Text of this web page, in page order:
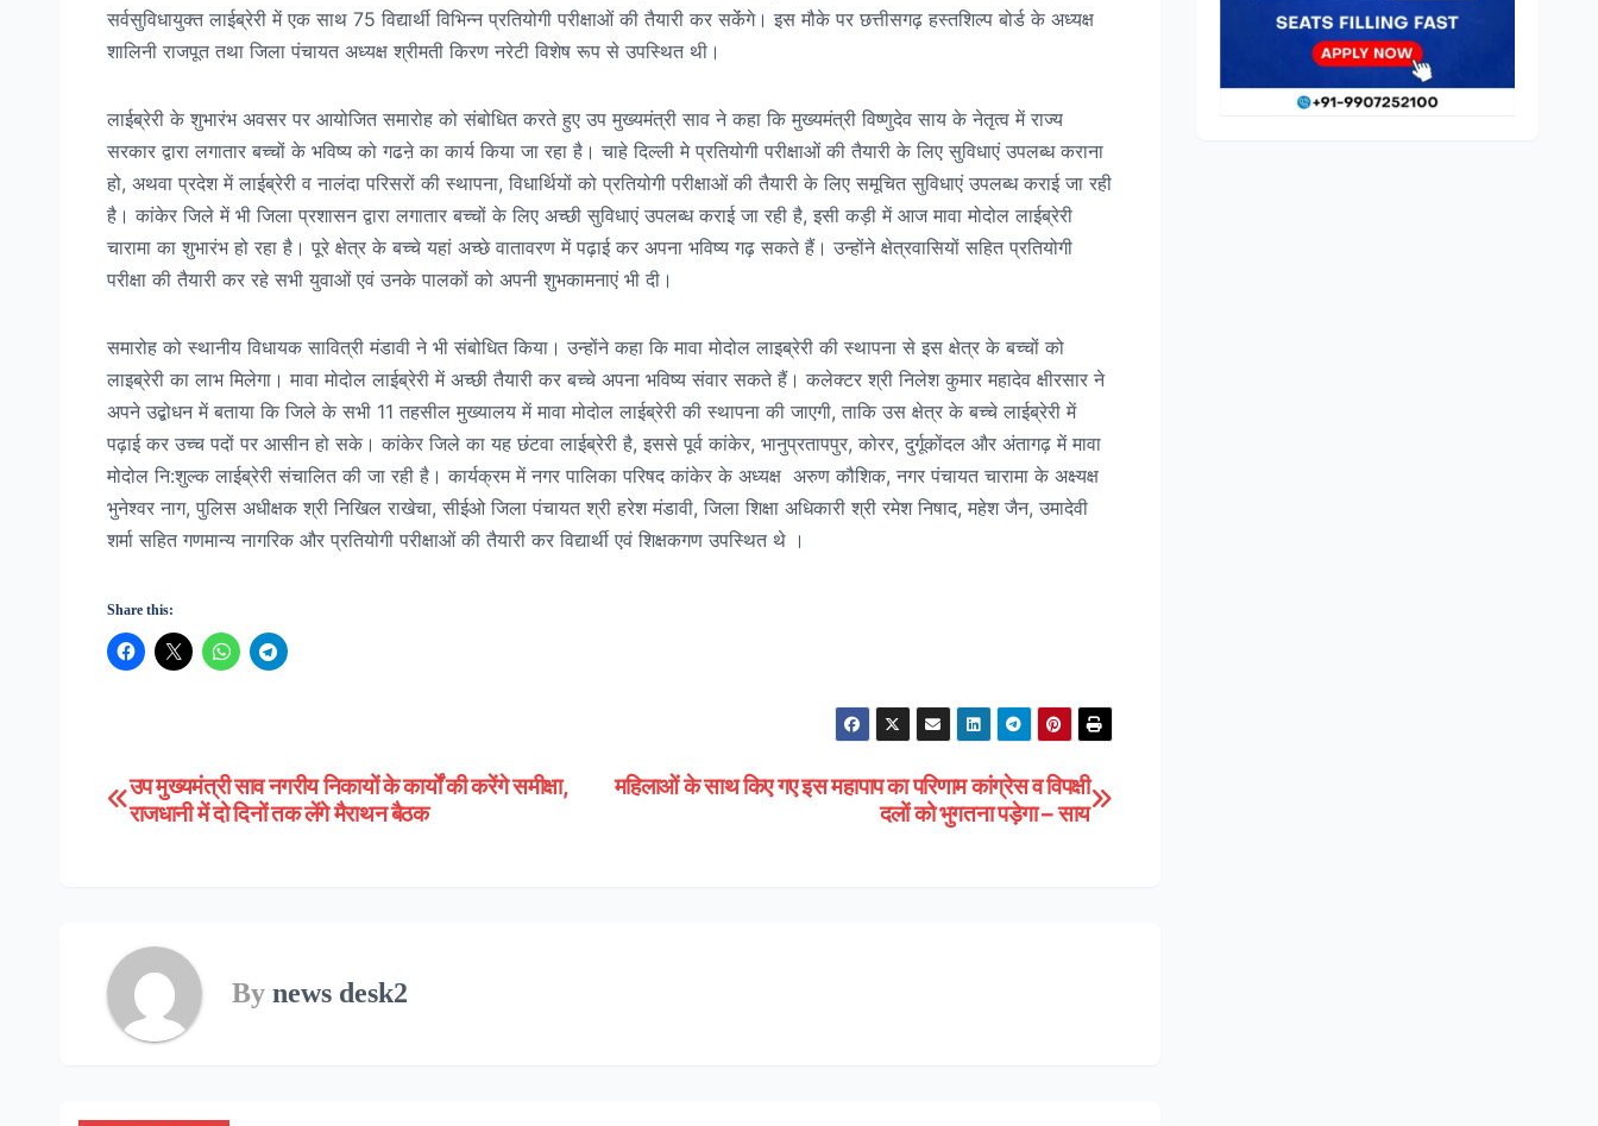
सर्वसुविधायुक्त लाईब्रेरी में एक साथ 75 विद्यार्थी विभिन्न प्रतियोगी परीक्षाओं की तैयारी कर सकेंंगे। इस मौके पर छत्तीसगढ़ हस्तशिल्प बोर्ड के अध्यक्ष
शालिनी राजपूत तथा जिला पंचायत अध्यक्ष श्रीमती किरण नरेटी विशेष रूप से उपस्थित थी।
लाईब्रेरी के शुभारंभ अवसर पर आयोजित समारोह को संबोधित करते हुए उप मुख्यमंत्री साव ने कहा कि मुख्यमंत्री विष्णुदेव साय के नेतृत्व में राज्य
सरकार द्वारा लगातार बच्चों के भविष्य को गढऩे का कार्य किया जा रहा है। चाहे दिल्ली मे प्रतियोगी परीक्षाओं की तैयारी के लिए सुविधाएं उपलब्ध कराना
हो, अथवा प्रदेश में लाईब्रेरी व नालंदा परिसरों की स्थापना, विधार्थियों को प्रतियोगी परीक्षाओं की तैयारी के लिए समूचित सुविधाएं उपलब्ध कराई जा रही
है। कांकेर जिले में भी जिला प्रशासन द्वारा लगातार बच्चों के लिए अच्छी सुविधाएं उपलब्ध कराई जा रही है, इसी कड़ी में आज मावा मोदोल लाईब्रेरी
चारामा का शुभारंभ हो रहा है। पूरे क्षेत्र के बच्चे यहां अच्छे वातावरण में पढ़ाई कर अपना भविष्य गढ़ सकते हैं। उन्होंने क्षेत्रवासियों सहित प्रतियोगी
परीक्षा की तैयारी कर रहे सभी युवाओं एवं उनके पालकों को अपनी शुभकामनाएं भी दी।
समारोह को स्थानीय विधायक सावित्री मंडावी ने भी संबोधित किया। उन्होंने कहा कि मावा मोदोल लाइब्रेरी की स्थापना से इस क्षेत्र के बच्चों को
लाइब्रेरी का लाभ मिलेगा। मावा मोदोल लाईब्रेरी में अच्छी तैयारी कर बच्चे अपना भविष्य संवार सकते हैं। कलेक्टर श्री निलेश कुमार महादेव क्षीरसार ने
अपने उद्बोधन में बताया कि जिले के सभी 11 तहसील मुख्यालय में मावा मोदोल लाईब्रेरी की स्थापना की जाएगी, ताकि उस क्षेत्र के बच्चे लाईब्रेरी में
पढ़ाई कर उच्च पदों पर आसीन हो सके। कांकेर जिले का यह छंटवा लाईब्रेरी है, इससे पूर्व कांकेर, भानुप्रतापपुर, कोरर, दुर्गूकोंदल और अंतागढ़ में मावा
मोदोल नि:शुल्क लाईब्रेरी संचालित की जा रही है। कार्यक्रम में नगर पालिका परिषद कांकेर के अध्यक्ष अरुण कौशिक, नगर पंचायत चारामा के अक्ष्यक्ष
भुनेश्वर नाग, पुलिस अधीक्षक श्री निखिल राखेचा, सीईओ जिला पंचायत श्री हरेश मंडावी, जिला शिक्षा अधिकारी श्री रमेश निषाद, महेश जैन, उमादेवी
शर्मा सहित गणमान्य नागरिक और प्रतियोगी परीक्षाओं की तैयारी कर विद्यार्थी एवं शिक्षकगण उपस्थित थे ।
Share this:
Post
महिलाओं के साथ किए गए इस महापाप का परिणाम कांग्रेस व विपक्षी
दलों को भुगतना पड़ेगा – साय
उप मुख्यमंत्री साव नगरीय निकायों के कार्यों की करेंगे समीक्षा,
राजधानी में दो दिनों तक लेंगे मैराथन बैठक
By news desk2